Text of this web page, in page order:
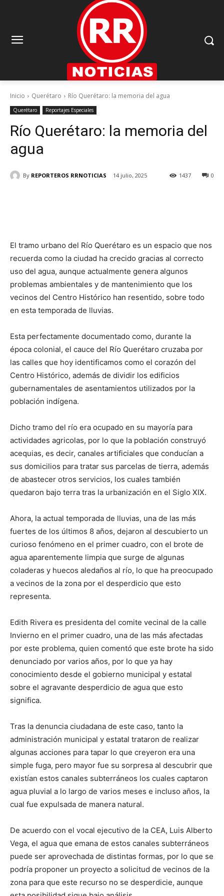
Inicio Querétaro Río Querétaro: la memoria del agua
Querétaro Reportajes Especiales
Río Querétaro: la memoria del
agua
By REPORTEROS RRNOTICIAS 14 julio, 2025 0
1437
El tramo urbano del Río Querétaro es un espacio que nos
recuerda como la ciudad ha crecido gracias al correcto
uso del agua, aunque actualmente genera algunos
problemas ambientales y de mantenimiento que los
vecinos del Centro Histórico han resentido, sobre todo
en esta temporada de lluvias.
Esta perfectamente documentado como, durante la
época colonial, el cauce del Río Querétaro cruzaba por
las calles que hoy identificamos como el corazón del
Centro Histórico, además de dividir los edificios
gubernamentales de asentamientos utilizados por la
población indígena.
Dicho tramo del río era ocupado en su mayoría para
actividades agricolas, por lo que la población construyó
acequias, es decir, canales artificiales que conducían a
sus domicilios para tratar sus parcelas de tierra, además
de abastecer otros servicios, los cuales también
quedaron bajo terra tras la urbanización en el Siglo XIX.
Ahora, la actual temporada de lluvias, una de las más
fuertes de los últimos 8 años, dejaron al descubierto un
curioso fenómeno en el primer cuadro, con el brote de
agua aparentemente limpia que surge de algunas
coladeras y huecos aledaños al río, lo que ha preocupado
a vecinos de la zona por el desperdicio que esto
representa.
Edith Rivera es presidenta del comite vecinal de la calle
Invierno en el primer cuadro, una de las más afectadas
por este problema, quien comentó que este brote ha sido
denunciado por varios años, por lo que ya hay
conocimiento desde el gobierno municipal y estatal
sobre el agravante desperdicio de agua que esto
significa.
Tras la denuncia ciudadana de este caso, tanto la
administración municipal y estatal trataron de realizar
algunas acciones para tapar lo que creyeron era una
simple fuga, pero mayor fue su sorpresa al descubrir que
existían estos canales subterráneos los cuales captaron
agua pluvial a lo largo de varios meses e incluso años, la
cual fue expulsada de manera natural.
De acuerdo con el vocal ejecutivo de la CEA, Luis Alberto
Vega, el agua que emana de estos canales subterráneos
puede ser aprovechada de distintas formas, por lo que se
podría proponer un proyecto a solicitud de vecinos de la
zona para que este recurso no se desperdicie, aunque